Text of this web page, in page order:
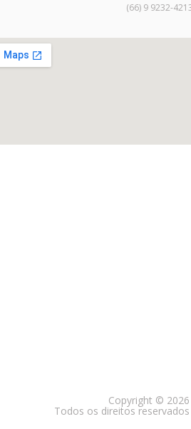
(66) 9 9232-
Copyright © 2026
Todos os direitos reservados